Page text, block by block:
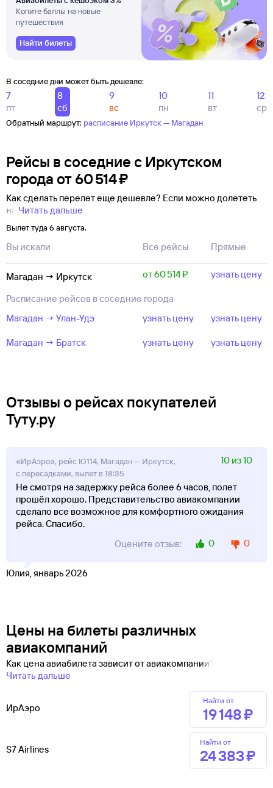
Копите баллы на новые
путешествия
Найти билеты
В соседние дни может быть дешевле:
7
пт
8
сб
9
вс
10
пн
11
вт
12
ср
Обратный маршрут: расписание Иркутск — Магадан
Рейсы в соседние с Иркутском
города от 60 ⁠514 ⁠₽
Как сделать перелет еще дешевле? Если можно долететь
на Читать дальше
Вылет туда 6 августа.
Вы искали Все рейсы Прямые
Магадан → Иркутск от 60 ⁠514 ⁠₽ узнать цену
Расписание рейсов в соседние города
Магадан → Улан-Удэ
узнать цену узнать цену
Магадан → Братск узнать цену узнать цену
Отзывы о рейсах покупателей
Туту.ру
«ИрАэро», рейс IO114, Магадан — Иркутск,
с пересадками, вылет в 18:35
10 из 10
Не смотря на задержку рейса более 6 часов, полет
прошёл хорошо. Представительство авиакомпании
сделало все возможное для комфортного ожидания
рейса. Спасибо.
Оцените отзыв:
0 0
Юлия, январь 2026
Цены на билеты различных
авиакомпаний
Как цена авиабилета зависит от авиакомпании?
Читать дальше
ИрАэро
Найти от
19 ⁠148 ⁠₽
S7 Airlines
Найти от
24 ⁠383 ⁠₽